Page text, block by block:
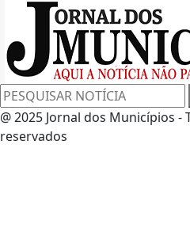
@ 2025 Jornal dos Municípios -
reservados